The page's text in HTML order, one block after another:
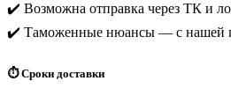
✔️ Возможна отправка через ТК и
✔️ Таможенные нюансы — с нашей
⏱️ Сроки доставки